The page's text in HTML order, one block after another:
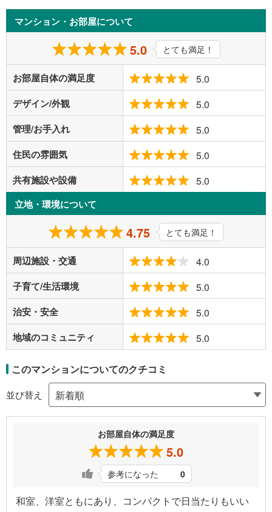
マンション・お部屋について
5.0 とても満足！
お部屋自体の満足度 5.0
デザイン/外観 5.0
管理/お手入れ 5.0
住民の雰囲気 5.0
共有施設や設備 5.0
立地・環境について
4.75 とても満足！
周辺施設・交通 4.0
子育て/生活環境 5.0
治安・安全 5.0
地域のコミュニティ 5.0
このマンションについてのクチコミ
並び替え
お部屋自体の満足度
5.0
参考になった 0
和室、洋室ともにあり、コンパクトで日当たりもいい